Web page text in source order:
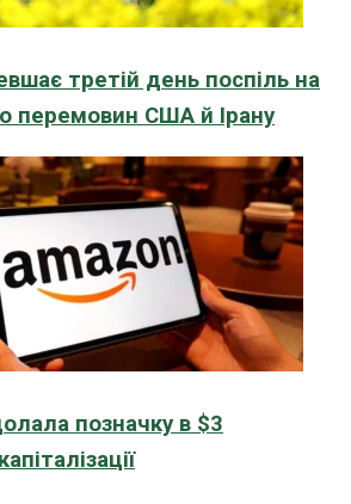
третій день поспіль на
перемовин США й Ірану
позначку в $3